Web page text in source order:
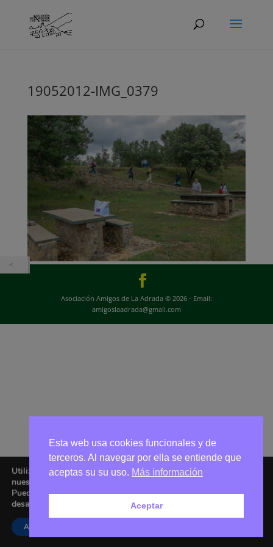
19052012-IMG_0379
Asociación Amigos de La Adrada © 2026 - Email:
amigoslaadrada@gmail.com
Utilizamos cookies para ofrecerte la mejor experiencia en
nuestra web.
Puedes aprender más sobre qué cookies utilizamos o
desactivarlas en los
Aceptar
Esta web usa cookies funcionales y de
terceros. Al navegar por ella se entiende que
aceptas su su uso. Más información
Aceptar